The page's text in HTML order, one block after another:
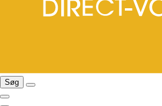
Søg